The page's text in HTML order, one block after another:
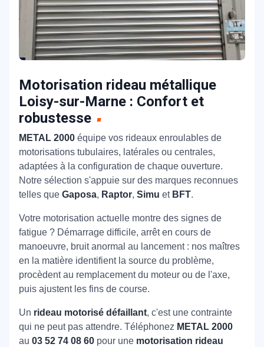
Motorisation rideau métallique
Loisy-sur-Marne : Confort et
robustesse
METAL 2000 équipe vos rideaux enroulables de
motorisations tubulaires, latérales ou centrales,
adaptées à la configuration de chaque ouverture.
Notre sélection s'appuie sur des marques reconnues
telles que Gaposa, Raptor, Simu et BFT.
Votre motorisation actuelle montre des signes de
fatigue ? Démarrage difficile, arrêt en cours de
manoeuvre, bruit anormal au lancement : nos maîtres
en la matière identifient la source du problème,
procèdent au remplacement du moteur ou de l'axe,
puis ajustent les fins de course.
Un rideau motorisé défaillant, c'est une contrainte
qui ne peut pas attendre. Téléphonez METAL 2000
au 03 52 74 08 60 pour une motorisation rideau